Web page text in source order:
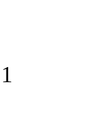
1